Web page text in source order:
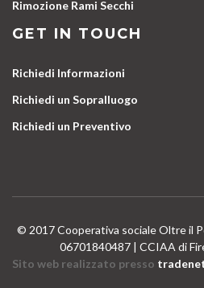
Rimozione Rami Secchi
GET IN TOUCH
Richiedi Informazioni
Richiedi un Sopralluogo
Richiedi un Preventivo
© 2017 Cooperativa sociale Oltre il
06701840487 | CCIAA di
Sito web realizzato presso